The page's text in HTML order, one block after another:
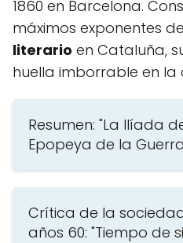
1860 en Barcelona.
máximos exponentes
literario en Cataluña,
huella imborrable en
Resumen: "La Ilíada
Epopeya de la
Crítica de la
años 60: "Tiempo de